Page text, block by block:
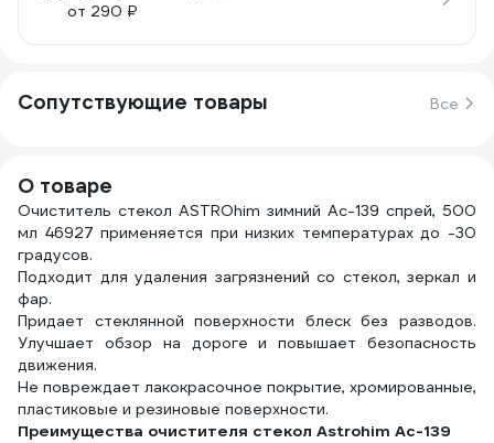
от 290 ₽
Сопутствующие товары Все
О товаре
Очиститель стекол ASTROhim зимний Ас-139 спрей, 500
мл 46927 применяется при низких температурах до -30
градусов.
Подходит для удаления загрязнений со стекол, зеркал и
фар.
Придает стеклянной поверхности блеск без разводов.
Улучшает обзор на дороге и повышает безопасность
движения.
Не повреждает лакокрасочное покрытие, хромированные,
пластиковые и резиновые поверхности.
Преимущества очистителя стекол Astrohim Ас-139